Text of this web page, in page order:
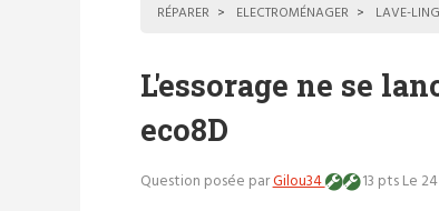
RÉPARER ELECTROMÉNAGER LAVE-
L'essorage ne se
eco8D
Question posée parGilou34 13 ptsLe